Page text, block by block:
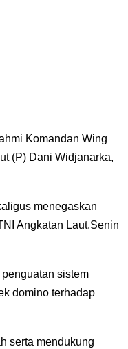
Komandan Wing
(P) Dani Widjanarka,
menegaskan
Angkatan Laut.Senin
sistem
domino terhadap
serta mendukung